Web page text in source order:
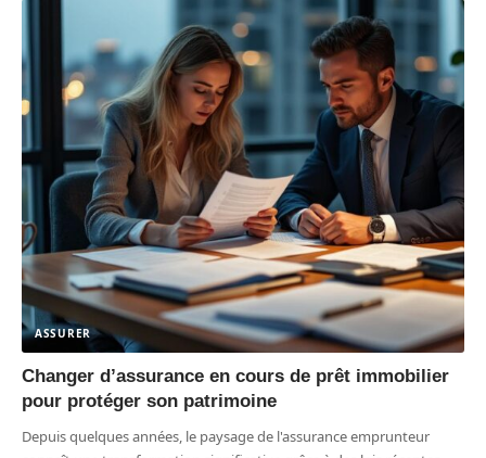
ASSURER
Changer d’assurance en cours de prêt immobilier
pour protéger son patrimoine
Depuis quelques années, le paysage de l'assurance emprunteur